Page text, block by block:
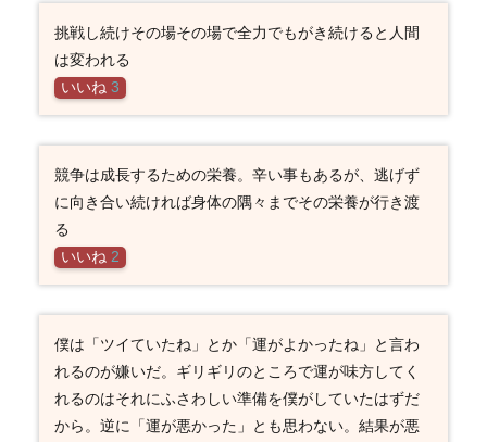
挑戦し続けその場その場で全力でもがき続けると人間
は変われる
いいね 3
競争は成長するための栄養。辛い事もあるが、逃げず
に向き合い続ければ身体の隅々までその栄養が行き渡
る
いいね 2
僕は「ツイていたね」とか「運がよかったね」と言わ
れるのが嫌いだ。ギリギリのところで運が味方してく
れるのはそれにふさわしい準備を僕がしていたはずだ
から。逆に「運が悪かった」とも思わない。結果が悪